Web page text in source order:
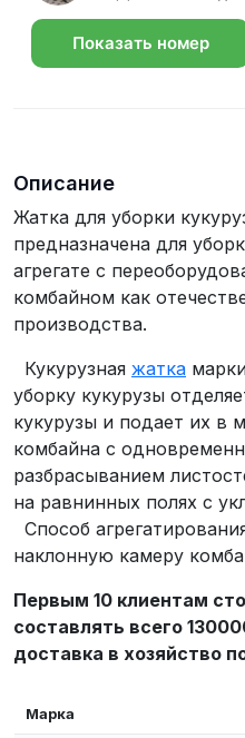
Показать номер
Описание
Жатка для уборки
предназначена для
агрегате c
комбайном как
производства.
Кукурузная жатка
уборку кукурузы
кукурузы и подает их в
комбайна с
разбрасыванием
на равнинных полях с
Способ
наклонную камеру
Первым 10 клиентам
составлять всего
доставка в хозяйство
Марка